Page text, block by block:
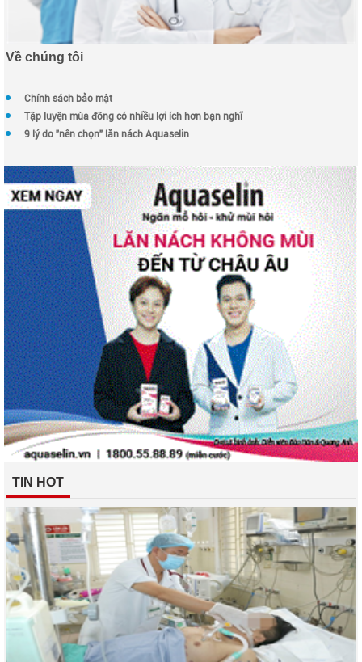
Về chúng tôi
Chính sách bảo mật
Tập luyện mùa đông có nhiều lợi ích hơn bạn nghĩ
9 lý do "nên chọn" lăn nách Aquaselin
TIN HOT